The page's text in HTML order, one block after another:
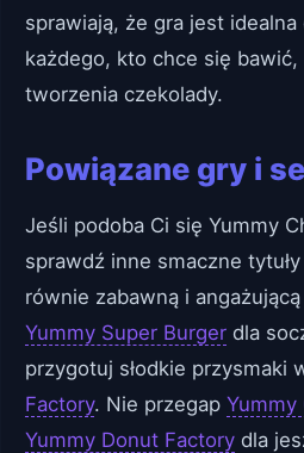
sprawiają, że gra jest idealna
każdego, kto chce się
tworzenia czekolady.
Powiązane gry i
Jeśli podoba Ci się Yummy
sprawdź inne smaczne
równie zabawną i
Yummy Super Burger dla
przygotuj słodkie przysmaki
Factory. Nie przegap Yummy
Yummy Donut Factory dla